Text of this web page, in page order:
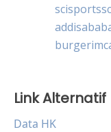
Link Alternatif
Data HK